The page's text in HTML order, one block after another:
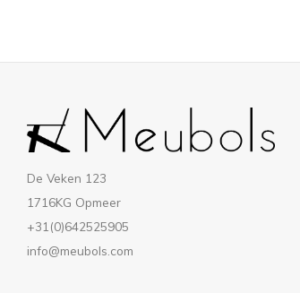
De Veken 123
1716KG Opmeer
+31(0)642525905
info@meubols.com